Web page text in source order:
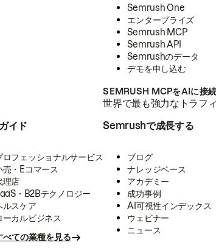
Semrush One
エンタープライズ
Semrush MCP
Semrush API
Semrushのデータ
デモを申し込む
SEMRUSH MCPをAIに接
世界で最も強力なトラフ
イド
ロフェッショナルサービス
売・Eコマース
理店
・B2Bテクノロジー
ルスケア
ーカルビジネス
べての業種を見る
Semrushで成長する
ブログ
ナレッジベース
アカデミー
成功事例
AI可視性インデックス
ウェビナー
ニュース